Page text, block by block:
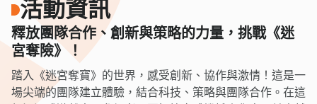
活動資訊
釋放團隊合作、創新與策略的力量，挑戰《迷
宮奪險》！
踏入《迷宮奪寶》的世界，感受創新、協作與激情！這是一
場尖端的團隊建立體驗，結合科技、策略與團隊合作。在這